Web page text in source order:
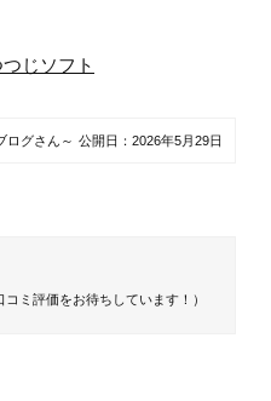
じソフト
ログさん～ 公開日： 2026年5月29日
ミ評価をお待ちしています！）